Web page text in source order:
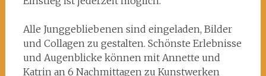
Alle Junggebliebenen sind eingeladen, Bilder
und Collagen zu gestalten. Schönste Erlebnisse
und Augenblicke können mit Annette und
Katrin an 6 Nachmittagen zu Kunstwerken